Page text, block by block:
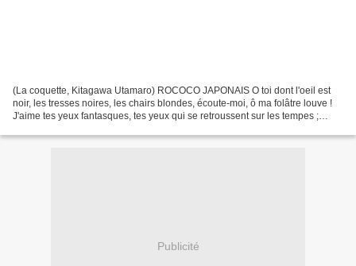
(La coquette, Kitagawa Utamaro) ROCOCO JAPONAIS O toi dont l'oeil est
noir, les tresses noires, les chairs blondes, écoute-moi, ô ma folâtre louve !
J'aime tes yeux fantasques, tes yeux qui se retroussent sur les tempes ;
Publicité